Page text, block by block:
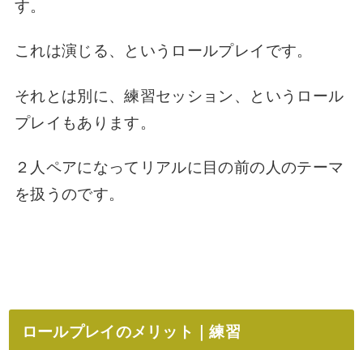
す。
これは演じる、というロールプレイです。
それとは別に、練習セッション、というロール
プレイもあります。
２人ペアになってリアルに目の前の人のテーマ
を扱うのです。
ロールプレイのメリット｜練習